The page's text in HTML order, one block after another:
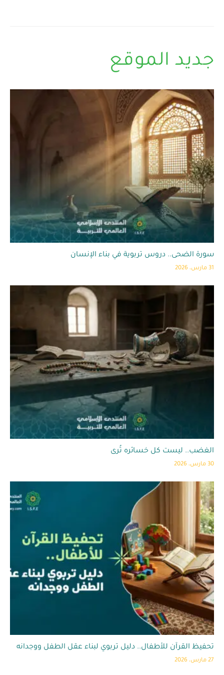
جديد الموقع
سورة الضحى.. دروس تربوية في بناء الإنسان
31 مارس، 2026
الغضب.. ليست كل خسائره تُرى
30 مارس، 2026
تحفيظ القرآن للأطفال.. دليل تربوي لبناء عقل الطفل ووجدانه
27 مارس، 2026